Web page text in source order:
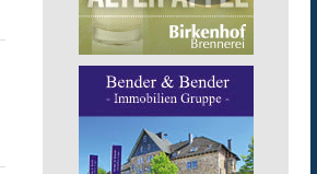
Kita -
GmbH
51598